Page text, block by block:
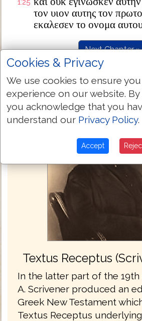
1:25
τον υιον αυτης τον
εκαλεσεν το ονομα
Next Chapter »
Textus Receptus
In the latter part of the 19th
A. Scrivener produced an
Greek New Testament
Textus Receptus
Cookies & Privacy
We use cookies to ensure
experience on our website.
you acknowledge that you
understand our Privacy Policy.
Accept